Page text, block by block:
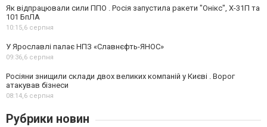
Як відпрацювали сили ППО . Росія запустила ракети "Онікс", Х-31П та
101 БпЛА
10:15,6 серпня
У Ярославлі палає НПЗ «Славнєфть-ЯНОС»
09:36,6 серпня
Росіяни знищили склади двох великих компаній у Києві . Ворог
атакував бізнеси
08:14,6 серпня
Рубрики новин